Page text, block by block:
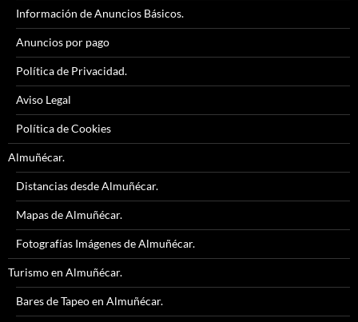
Información de Anuncios Básicos.
Anuncios por pago
Política de Privacidad.
Aviso Legal
Política de Cookies
Almuñécar.
Distancias desde Almuñécar.
Mapas de Almuñécar.
Fotografías Imágenes de Almuñécar.
Turismo en Almuñécar.
Bares de Tapeo en Almuñécar.